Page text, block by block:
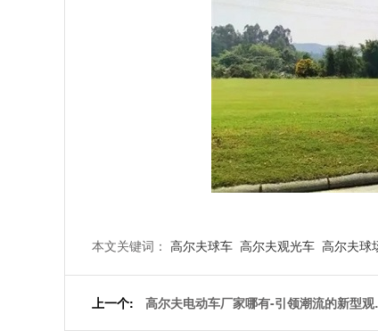
本文关键词： 高尔夫球车 高尔夫观光车 高尔夫球
上一个:
高尔夫电动车厂家哪有-引领潮流的新型观